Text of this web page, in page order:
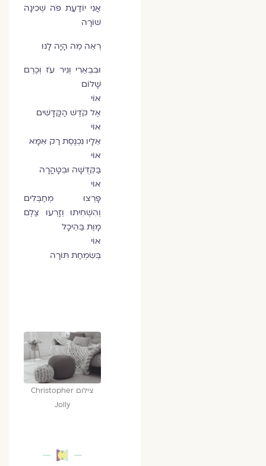
אֲנִי יוֹדַעַת פֹּה שְׁכִינָה
שׁוֹרָה
רְאֵה מֶה הָיָה לָנוּ
וּבִבְאֵרִי וְנִיר עֹז וְכֶרֶם
שָׁלוֹם
אוֹי
אֶל קֹדֶשׁ הַקֳּדָשִׁים
אוֹי
אֵלָיו נִכְנֶסֶת רַק אִמָּא
אוֹי
בַּקְּדֻשָּׁה וּבְטָהֳרָה
אוֹי
פָּרְצוּ מְחַבְּלִים
וְהִשְׁחִיתוּ וְזָרְעוּ צֶלֶם
מָוֶת בַּהֵיכָל
אוֹי
בְּשִׂמְחַת תּוֹרָה
צילום Christopher
Jolly